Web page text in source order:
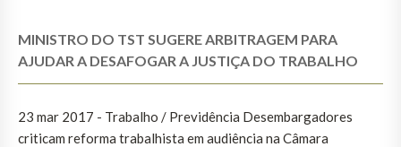
MINISTRO DO TST SUGERE ARBITRAGEM PARA
AJUDAR A DESAFOGAR A JUSTIÇA DO TRABALHO
23 mar 2017 - Trabalho / Previdência Desembargadores
criticam reforma trabalhista em audiência na Câmara